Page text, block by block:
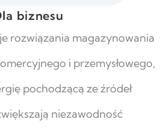
biznesu
rozwiązania magazynowania
i przemysłowego,
pochodzącą ze źródeł
niezawodność